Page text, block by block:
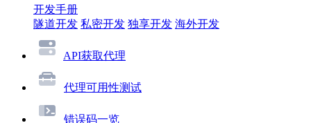
开发手册
隧道开发 私密开发 独享开发 海外开发
API获取代理
代理可用性测试
错误码一览